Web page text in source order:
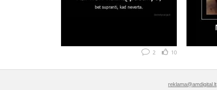
2 10
reklama@amdigital.lt